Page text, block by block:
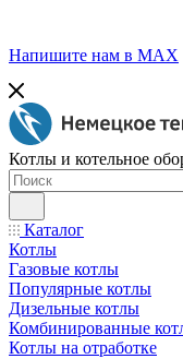
Напишите нам в МАХ
Котлы и котельное
Каталог
Котлы
Газовые котлы
Популярные котлы
Дизельные котлы
Комбинированные
Котлы на отработке